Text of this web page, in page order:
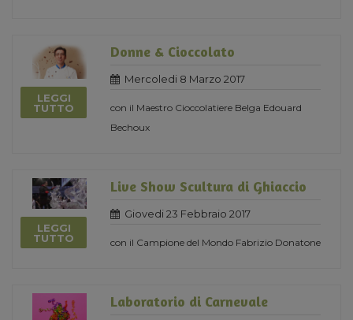
LEGGI
TUTTO
Donne & Cioccolato
Mercoledi 8 Marzo 2017
con il Maestro Cioccolatiere Belga Edouard
Bechoux
LEGGI
TUTTO
Live Show Scultura di Ghiaccio
Giovedi 23 Febbraio 2017
con il Campione del Mondo Fabrizio Donatone
Laboratorio di Carnevale